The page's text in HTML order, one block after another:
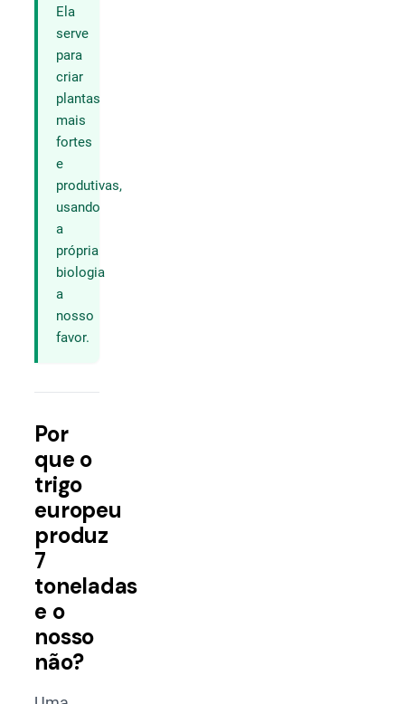
Ela
serve
para
criar
plantas
mais
fortes
e
produtivas,
usando
a
própria
biologia
a
nosso
favor.
Por
que o
trigo
europeu
produz
7
toneladas
e o
nosso
não?